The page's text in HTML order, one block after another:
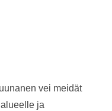
vei meidät
ja